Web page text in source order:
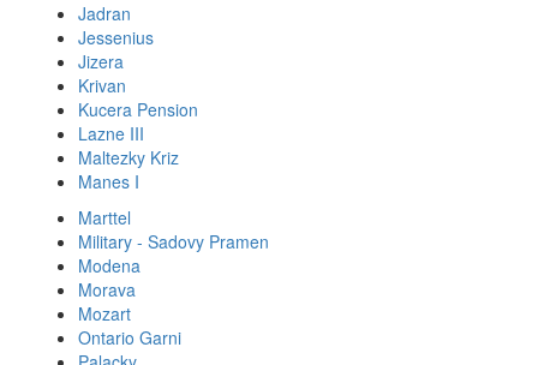
Jadran
Jessenius
Jizera
Krivan
Kucera Pension
Lazne III
Maltezky Kriz
Manes I
Marttel
Military - Sadovy Pramen
Modena
Morava
Mozart
Ontario Garni